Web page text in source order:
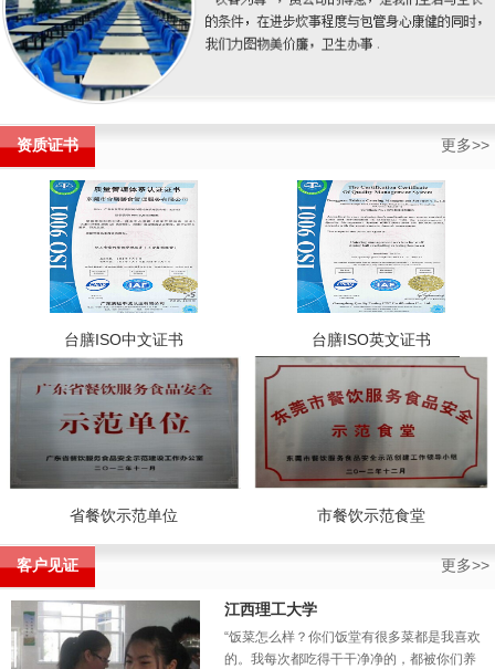
资质证书 更多>>
台膳ISO中文证书 台膳ISO英文证书
省餐饮示范单位 市餐饮示范食堂
客户见证 更多>>
江西理工大学
“饭菜怎么样？你们饭堂有很多菜都是我喜欢
的。我每次都吃得干干净净的，都被你们养